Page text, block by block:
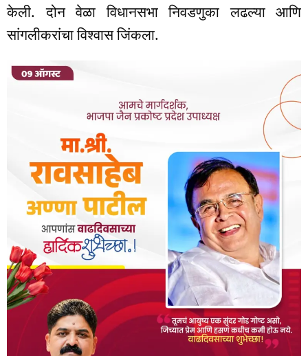
केली. दोन वेळा विधानसभा निवडणुका लढल्या आणि
सांगलीकरांचा विश्वास जिंकला.